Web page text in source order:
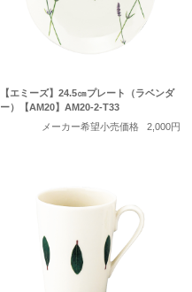
【エミーズ】24.5㎝プレート（ラベンダ
ー）【AM20】AM20-2-T33
メーカー希望小売価格
2,000円